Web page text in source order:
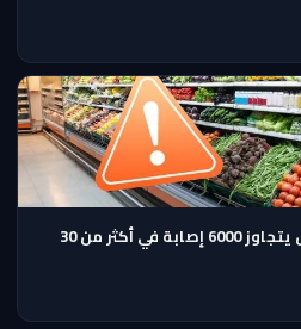
تفشي السيكلوسبورياسيس يتجاوز 6000 إصابة في أكثر من 30